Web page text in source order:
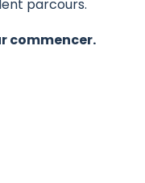
parcours.
commencer.